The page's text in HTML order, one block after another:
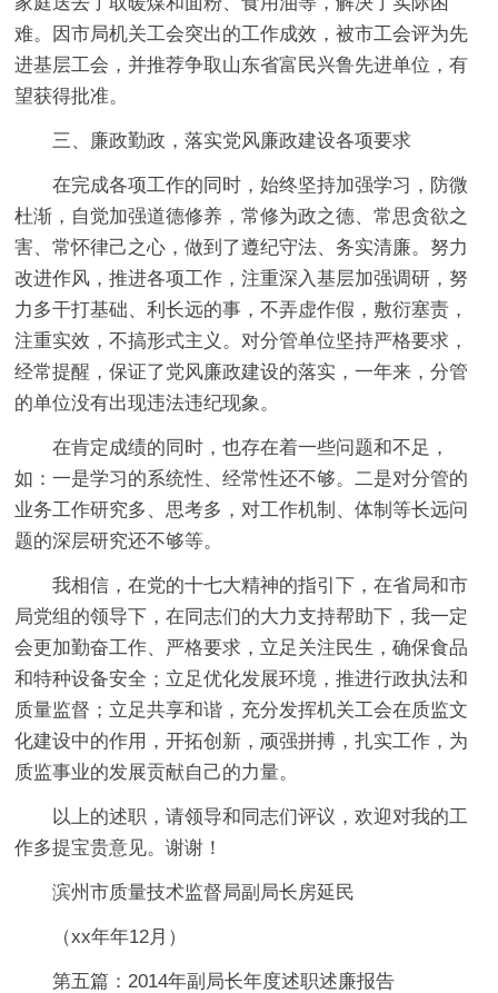
难。因市局机关工会突出的工作成效，被市工会评为先
进基层工会，并推荐争取山东省富民兴鲁先进单位，有
望获得批准。
三、廉政勤政，落实党风廉政建设各项要求
在完成各项工作的同时，始终坚持加强学习，防微
杜渐，自觉加强道德修养，常修为政之德、常思贪欲之
害、常怀律己之心，做到了遵纪守法、务实清廉。努力
改进作风，推进各项工作，注重深入基层加强调研，努
力多干打基础、利长远的事，不弄虚作假，敷衍塞责，
注重实效，不搞形式主义。对分管单位坚持严格要求，
经常提醒，保证了党风廉政建设的落实，一年来，分管
的单位没有出现违法违纪现象。
在肯定成绩的同时，也存在着一些问题和不足，
如：一是学习的系统性、经常性还不够。二是对分管的
业务工作研究多、思考多，对工作机制、体制等长远问
题的深层研究还不够等。
我相信，在党的十七大精神的指引下，在省局和市
局党组的领导下，在同志们的大力支持帮助下，我一定
会更加勤奋工作、严格要求，立足关注民生，确保食品
和特种设备安全；立足优化发展环境，推进行政执法和
质量监督；立足共享和谐，充分发挥机关工会在质监文
化建设中的作用，开拓创新，顽强拼搏，扎实工作，为
质监事业的发展贡献自己的力量。
以上的述职，请领导和同志们评议，欢迎对我的工
作多提宝贵意见。谢谢！
滨州市质量技术监督局副局长房延民
（xx年年12月）
第五篇：2014年副局长年度述职述廉报告